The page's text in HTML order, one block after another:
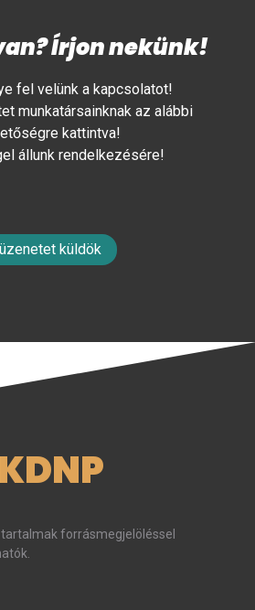
Írjon nekünk!
fel velünk a kapcsolatot!
munkatársainknak az alábbi
kattintva!
állunk rendelkezésére!
üzenetet küldök
KDNP
forrásmegjelöléssel